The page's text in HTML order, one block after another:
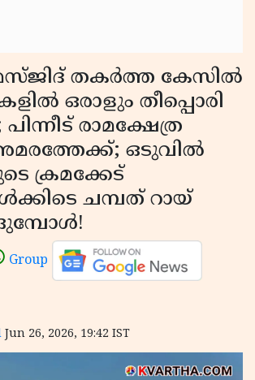
തകർത്ത കേസിൽ
ഒരാളും തീപ്പൊരി
രാമക്ഷേത്ര
അമരത്തേക്ക്; ഒടുവിൽ
ക്രമക്കേട്
ചമ്പത് റായ്
Group
Jun 26, 2026, 19:42 IST